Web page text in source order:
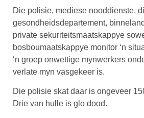
Die polisie, mediese nooddienste,
gesondheidsdepartement,
private sekuriteitsmaatskappye
bosboumaatskappye monitor ‘n
‘n groep onwettige mynwerkers
verlate myn vasgekeer is.
Die polisie skat daar is ongeveer
Drie van hulle is glo dood.